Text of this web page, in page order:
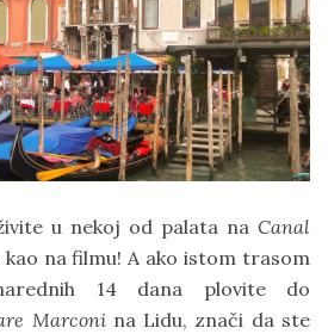
u nekoj od palata na Canal
na filmu! A ako istom trasom
14 dana plovite do
Marconina Lidu, znači da ste